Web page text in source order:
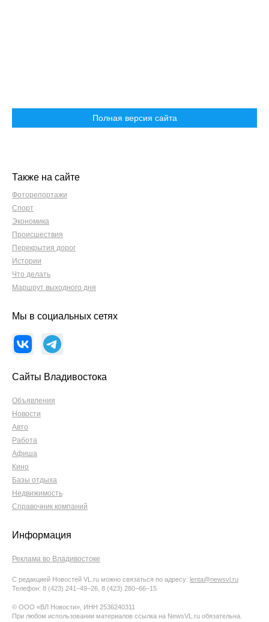
Полная версия сайта
Также на сайте
Фоторепортажи
Спорт
Экономика
Происшествия
Перекрытия дорог
Истории
Что делать
Маршрут выходного дня
Мы в социальных сетях
Сайты Владивостока
Объявления
Новости
Авто
Работа
Афиша
Кино
Базы отдыха
Недвижимость
Справочник компаний
Информация
Реклама во Владивостоке
С редакцией Новостей VL.ru можно связаться по адресу: lenta@newsvl.ru
Телефон: 8 (423) 241−49−26, 8 (423) 280−66−15
© ООО «ВЛ Новости», ИНН 2536240311
При любом использовании материалов ссылка на NewsVL.ru обязательна.